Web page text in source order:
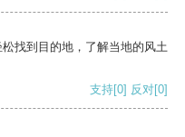
找到目的地，了解当地的风土
支持[0] 反对[0]